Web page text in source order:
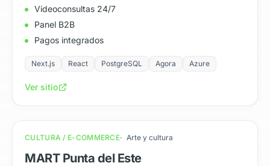
Videoconsultas 24/7
Panel B2B
Pagos integrados
Next.js React PostgreSQL Agora Azure
Ver sitio
CULTURA / E-COMMERCE Arte y cultura
MART Punta del Este